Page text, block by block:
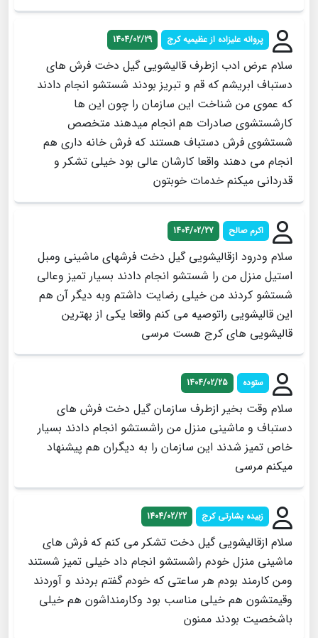
پروانه علیزاده از عظیمیه کرج 1404/02/29
سلام عرض ادب ازطرف قالیشویی گیل دخت فرش های
دستباف ابریشم که قم و تبریز بودند شستشو انجام دادند
که عموی من شناخت این سازمان را چون این ها
کارشستشوی صادرات هم انجام میدهند متخصص
شستشوی فرش دستباف هستند که فرش خانه داری هم
انجام می دهند واقعا کارشان عالی بود خیلی تشکر و
قدردانی میکنم خدمات خوبتون
اکرم صالح 1404/02/27
سلام ودرود ازقالیشویی گیل دخت فرشهای ماشینی ومبل
استیل منزل من را شستشو انجام دادند بسیار تمیز وعالی
شستشو کردند من خیلی رضایت داشتم وبه دیگر آن هم
این قالیشویی راتوصیه می کنم واقعا یکی از بهترین
قالیشویی های کرج هست مرسی
ستوده 1404/02/25
سلام وقت بخیر ازطرف سازمان گیل دخت فرش های
دستباف و ماشینی منزل من راشستشو انجام دادند بسیار
خاص تمیز شدند این سازمان را به دیگران هم پیشنهاد
میکنم مرسی
زبیده بشارتی کرج 1404/02/22
سلام ازقالیشویی گیل دخت تشکر می کنم که فرش های
ماشینی منزل خودم راشستشو انجام داد خیلی تمیز شستند
ومن کارمند بودم هر ساعتی که خودم گفتم بردند و آوردند
وقیمتشون هم خیلی مناسب بود وکارمنداشون هم خیلی
باشخصیت بودند ممنون